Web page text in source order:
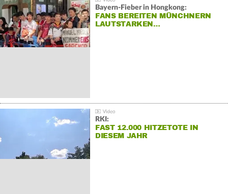
Bayern-Fieber in Hongkong:
FANS BEREITEN MÜNCHNERN
LAUTSTARKEN…
RKI:
FAST 12.000 HITZETOTE IN
DIESEM JAHR